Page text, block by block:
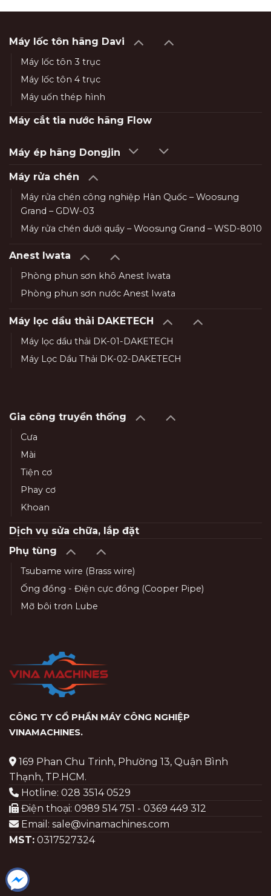
Máy lốc tôn hãng Davi
Máy lốc tôn 3 trục
Máy lốc tôn 4 trục
Máy uốn thép hình
Máy cắt tia nước hãng Flow
Máy ép hãng Dongjin
Máy rửa chén
Máy rửa chén công nghiệp Hàn Quốc – Woosung
Grand – GDW-03
Máy rửa chén dưới quầy – Woosung Grand – WSD-8010
Anest Iwata
Phòng phun sơn khô Anest Iwata
Phòng phun sơn nước Anest Iwata
Máy lọc dầu thải DAKETECH
Máy lọc dầu thải DK-01-DAKETECH
Máy Lọc Dầu Thải DK-02-DAKETECH
Gia công truyền thống
Cưa
Mài
Tiện cơ
Phay cơ
Khoan
Dịch vụ sửa chữa, lắp đặt
Phụ tùng
Tsubame wire (Brass wire)
Ống đồng - Điện cực đồng (Cooper Pipe)
Mỡ bôi trơn Lube
CÔNG TY CỔ PHẦN MÁY CÔNG NGHIỆP
VINAMACHINES.
169 Phan Chu Trinh, Phường 13, Quận Bình
Thạnh, TP.HCM.
Hotline: 028 3514 0529
Điện thoại: 0989 514 751 - 0369 449 312
Email: sale@vinamachines.com
MST: 0317527324